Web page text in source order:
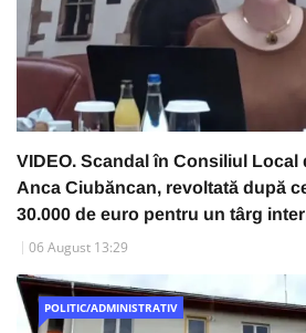
VIDEO. Scandal în Consiliul Local
Anca Ciubăncan, revoltată după
30.000 de euro pentru un târg
06 August 13:29
POLITIC/ADMINISTRATIV